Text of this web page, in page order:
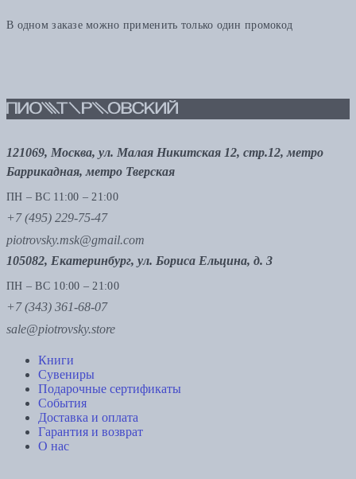
В одном заказе можно применить только один промокод
121069, Москва, ул. Малая Никитская 12, стр.12, метро
Баррикадная, метро Тверская
ПН – ВС 11:00 – 21:00
+7 (495) 229-75-47
piotrovsky.msk@gmail.com
105082, Екатеринбург, ул. Бориса Ельцина, д. 3
ПН – ВС 10:00 – 21:00
+7 (343) 361-68-07
sale@piotrovsky.store
Книги
Сувениры
Подарочные сертификаты
События
Доставка и оплата
Гарантия и возврат
О нас